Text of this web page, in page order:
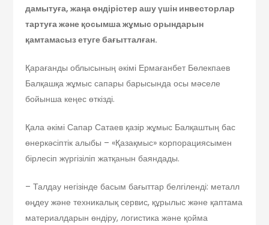
дамытуға, жаңа өндірістер ашу үшін инвесторлар
тартуға және қосымша жұмыс орындарын
қамтамасыз етуге бағытталған.
Қарағанды облысының әкімі Ермағанбет Бөлекпаев
Балқашқа жұмыс сапары барысында осы мәселе
бойынша кеңес өткізді.
Қала әкімі Сапар Сатаев қазір жұмыс Балқаштың бас
өнеркәсіптік алыбы – «Қазақмыс» корпорациясымен
бірлесіп жүргізіліп жатқанын баяндады.
– Талдау негізінде басым бағыттар белгіленді: металл
өңдеу және техникалық сервис, құрылыс және қаптама
материалдарын өндіру, логистика және қойма